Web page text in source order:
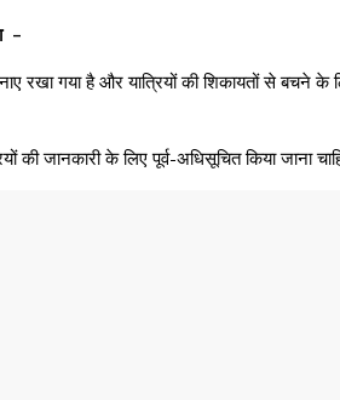
–
रखा गया है और यात्रियों की शिकायतों से बचने के
की जानकारी के लिए पूर्व-अधिसूचित किया जाना